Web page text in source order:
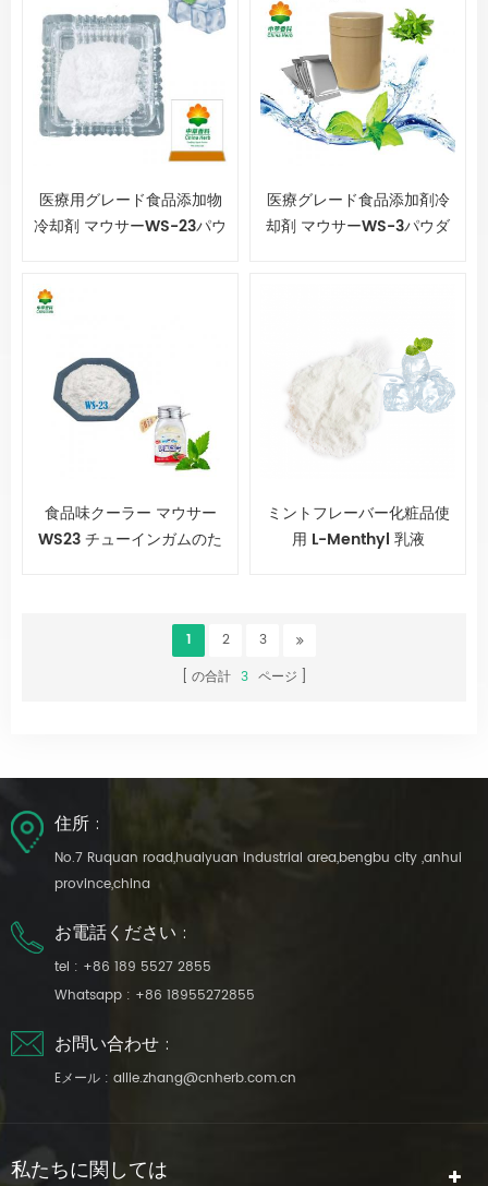
医療用グレード食品添加物
冷却剤 マウサーWS-23パウ
医療グレード食品添加剤冷
却剤 マウサーWS-3パウダ
食品味クーラー マウサー
WS23 チューインガムのた
ミントフレーバー化粧品使
用 L-Menthyl 乳液
1 2
3
の合計 3 ページ
住所 :
No.7 Ruquan road,huaiyuan industrial area,bengbu city ,anhui
province,china
お電話ください :
tel : +86 189 5527 2855
Whatsapp : +86 18955272855
お問い合わせ :
Eメール : allie.zhang@cnherb.com.cn
私たちに関しては